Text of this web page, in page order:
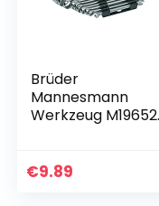
Brüder
Mannesmann
Werkzeug M19652
Zilver
€9.89